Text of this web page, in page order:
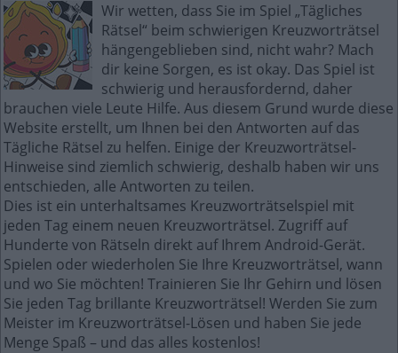
Wir wetten, dass Sie im Spiel „Tägliches
Rätsel“ beim schwierigen Kreuzworträtsel
hängengeblieben sind, nicht wahr? Mach
dir keine Sorgen, es ist okay. Das Spiel ist
schwierig und herausfordernd, daher
brauchen viele Leute Hilfe. Aus diesem Grund wurde diese
Website erstellt, um Ihnen bei den Antworten auf das
Tägliche Rätsel zu helfen. Einige der Kreuzworträtsel-
Hinweise sind ziemlich schwierig, deshalb haben wir uns
entschieden, alle Antworten zu teilen.
Dies ist ein unterhaltsames Kreuzworträtselspiel mit
jeden Tag einem neuen Kreuzworträtsel. Zugriff auf
Hunderte von Rätseln direkt auf Ihrem Android-Gerät.
Spielen oder wiederholen Sie Ihre Kreuzworträtsel, wann
und wo Sie möchten! Trainieren Sie Ihr Gehirn und lösen
Sie jeden Tag brillante Kreuzworträtsel! Werden Sie zum
Meister im Kreuzworträtsel-Lösen und haben Sie jede
Menge Spaß – und das alles kostenlos!